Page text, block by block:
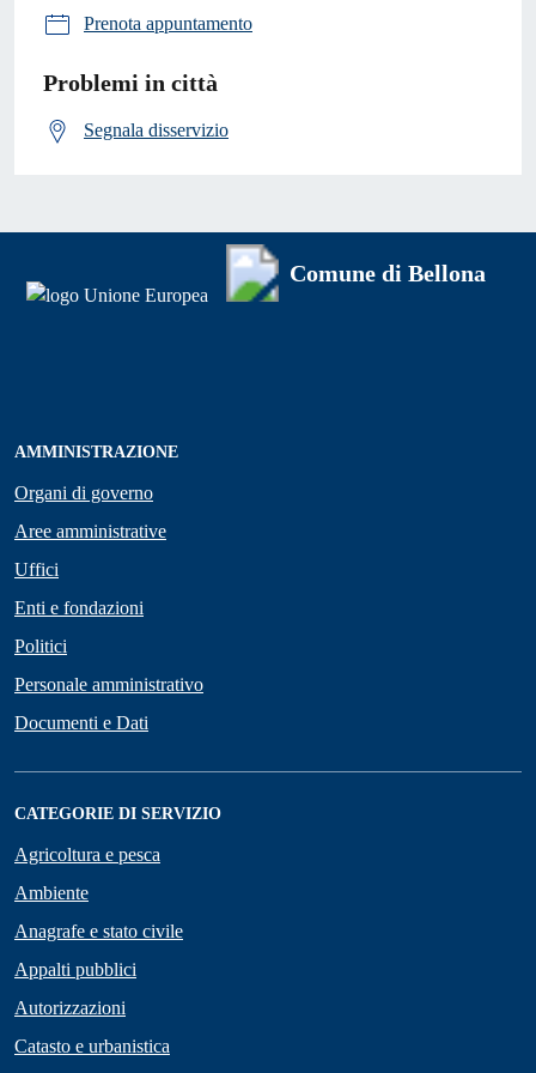
Prenota appuntamento
Problemi in città
Segnala disservizio
Comune di Bellona
AMMINISTRAZIONE
Organi di governo
Aree amministrative
Uffici
Enti e fondazioni
Politici
Personale amministrativo
Documenti e Dati
CATEGORIE DI SERVIZIO
Agricoltura e pesca
Ambiente
Anagrafe e stato civile
Appalti pubblici
Autorizzazioni
Catasto e urbanistica